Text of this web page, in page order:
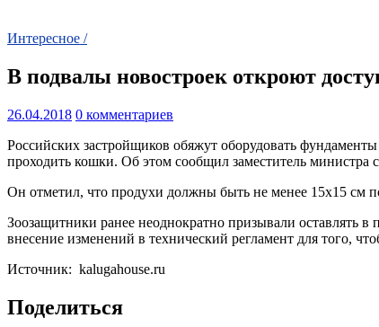
Интересное /
В подвалы новостроек откроют
26.04.2018 0 комментариев
Российских застройщиков обяжут оборудовать
проходить кошки. Об этом сообщил заместитель министра
Он отметил, что продухи должны быть не менее 15х15 см
Зоозащитники ранее неоднократно призывали оставлять
внесение изменений в технический регламент для того,
Источник: kalugahouse.ru
Поделиться